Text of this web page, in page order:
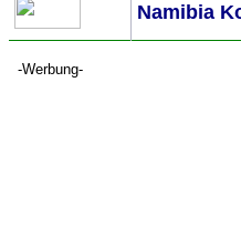
Namibia
-Werbung-